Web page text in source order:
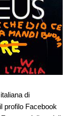
di
profilo Facebook